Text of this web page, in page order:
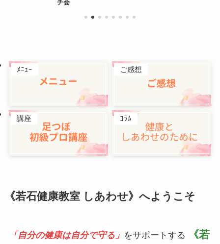
チ会
ﾒﾆｭｰ ご感想
講座 ｺﾗﾑ
《若石健康教室 しあわせ》へようこそ
「自分の健康は自分で守る」 をサポートする
《若